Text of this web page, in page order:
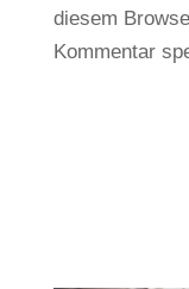
diesem
Kommentar